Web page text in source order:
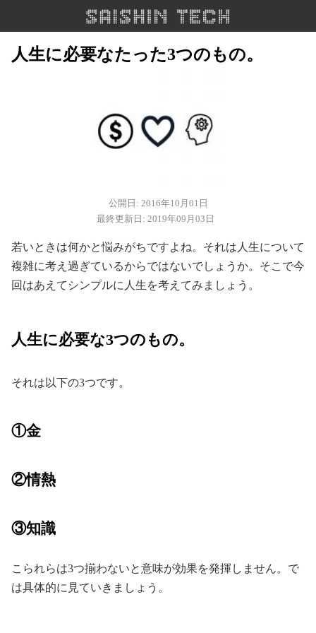
人生に必要なたった3つのもの。
公開日: 2016年10月01日
最終更新日: 2019年09月03日
若いときは何かと悩みがちですよね。それは人生について
複雑に考え過ぎているからではないでしょうか。そこで今
回はあえてシンプルに人生を考えてみましょう。
人生に必要な3つのもの。
それは以下の3つです。
①金
②情熱
③知識
こられらは3つ揃わないと意味が効果を発揮しません。で
は具体的に見ていきましょう。